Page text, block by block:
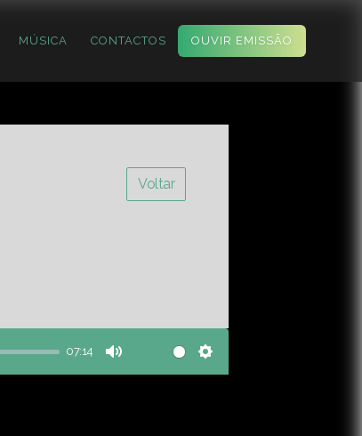
MÚSICA CONTACTOS OUVIR EMISSÃO
Voltar
07:14
Mute Settings